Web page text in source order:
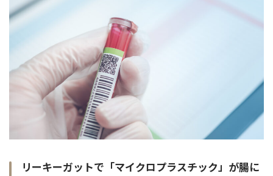
リーキーガットで「マイクロプラスチック」が腸に